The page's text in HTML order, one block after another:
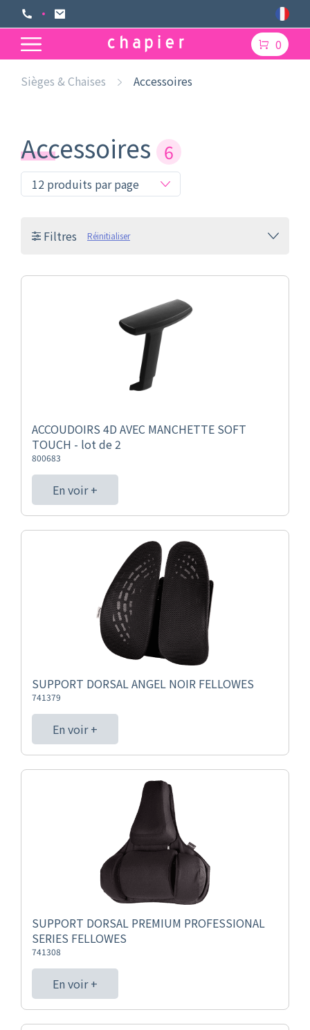
0
Sièges & Chaises Accessoires
Accessoires 6
Filtres Réinitialiser
ACCOUDOIRS 4D AVEC MANCHETTE SOFT
TOUCH - lot de 2
800683
En voir +
SUPPORT DORSAL ANGEL NOIR FELLOWES
741379
En voir +
SUPPORT DORSAL PREMIUM PROFESSIONAL
SERIES FELLOWES
741308
En voir +